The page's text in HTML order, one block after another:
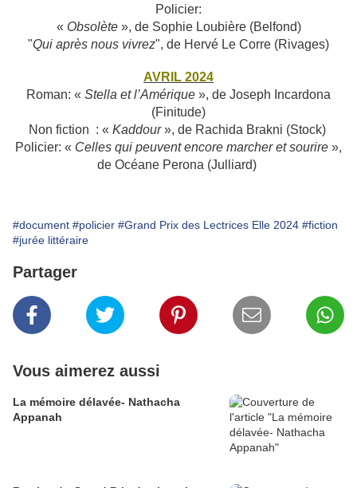
Policier:
« Obsolète », de Sophie Loubière (Belfond)
"Qui après nous vivrez", de Hervé Le Corre (Rivages)
AVRIL 2024
Roman: « Stella et l’Amérique », de Joseph Incardona
(Finitude)
Non fiction : « Kaddour», de Rachida Brakni (Stock)
Policier: « Celles qui peuvent encore marcher et sourire »,
de Océane Perona (Julliard)
#document #policier #Grand Prix des Lectrices Elle 2024 #fiction
#jurée littéraire
Partager
Vous aimerez aussi
La mémoire délavée- Nathacha
Appanah